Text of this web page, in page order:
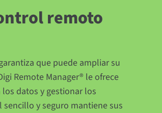
remoto
que puede ampliar su
Remote Manager® le ofrece
datos y gestionar los
y seguro mantiene sus